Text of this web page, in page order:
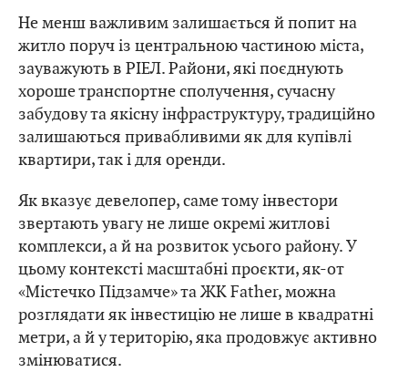
Не менш важливим залишається й попит на
житло поруч із центральною частиною міста,
зауважують в РІЕЛ. Райони, які поєднують
хороше транспортне сполучення, сучасну
забудову та якісну інфраструктуру, традиційно
залишаються привабливими як для купівлі
квартири, так і для оренди.
Як вказує девелопер, саме тому інвестори
звертають увагу не лише окремі житлові
комплекси, а й на розвиток усього району. У
цьому контексті масштабні проєкти, як-от
«Містечко Підзамче» та ЖК Father, можна
розглядати як інвестицію не лише в квадратні
метри, а й у територію, яка продовжує активно
змінюватися.